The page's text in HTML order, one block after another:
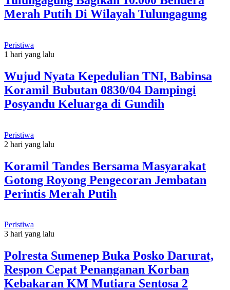
Merah Putih Di Wilayah Tulungagung
Peristiwa
1 hari yang lalu
Wujud Nyata Kepedulian TNI, Babinsa
Koramil Bubutan 0830/04 Dampingi
Posyandu Keluarga di Gundih
Peristiwa
2 hari yang lalu
Koramil Tandes Bersama Masyarakat
Gotong Royong Pengecoran Jembatan
Perintis Merah Putih
Peristiwa
3 hari yang lalu
Polresta Sumenep Buka Posko Darurat,
Respon Cepat Penanganan Korban
Kebakaran KM Mutiara Sentosa 2